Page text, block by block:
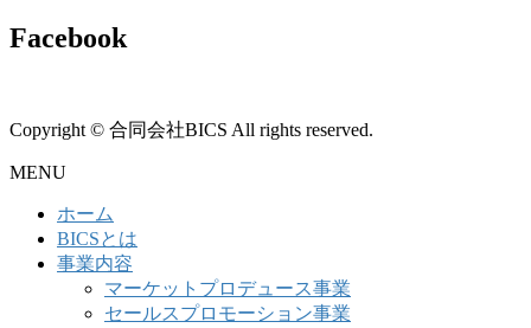
Facebook
Copyright © 合同会社BICS All rights reserved.
MENU
ホーム
BICSとは
事業内容
マーケットプロデュース事業
セールスプロモーション事業